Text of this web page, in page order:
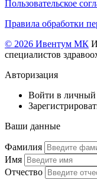
Пользовательское
Правила обработки
© 2026 Ивентум МК
специалистов
Авторизация
Войти в личный
Ваши данные
Фамилия
Имя
Отчество